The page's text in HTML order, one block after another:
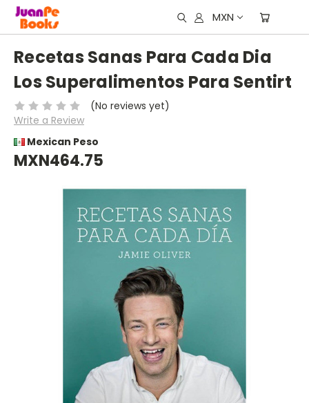
MXN
Recetas Sanas Para Cada Dia
Los Superalimentos Para Sentirt
(No reviews yet)
Write a Review
Mexican Peso
MXN464.75